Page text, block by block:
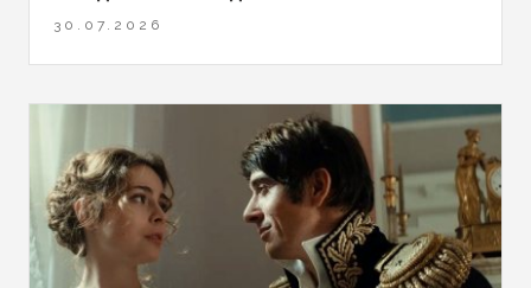
30.07.2026